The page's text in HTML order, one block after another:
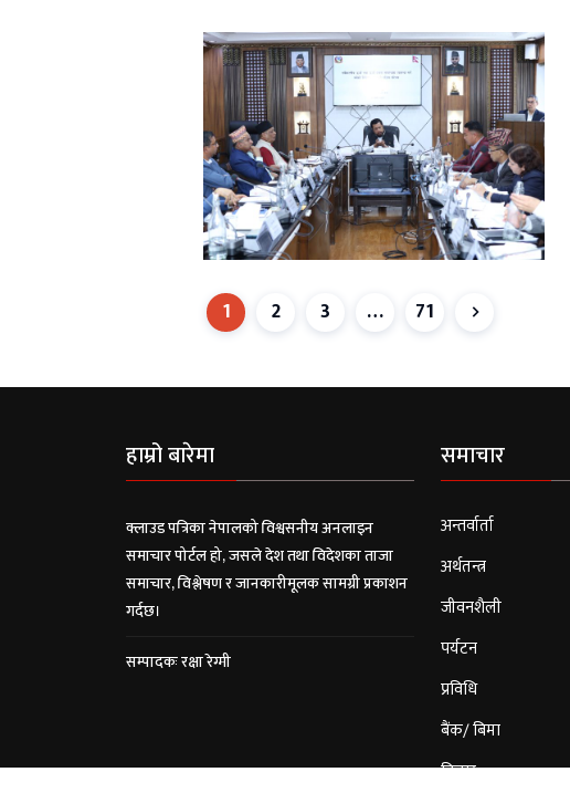
1 2 3 … 71
हाम्रो बारेमा
क्लाउड पत्रिका नेपालको विश्वसनीय अनलाइन
समाचार पोर्टल हो, जसले देश तथा विदेशका ताजा
समाचार, विश्लेषण र जानकारीमूलक सामग्री प्रकाशन
गर्दछ।
सम्पादकः रक्षा रेग्मी
समाचार
अन्तर्वार्ता
अर्थतन्त्र
जीवनशैली
पर्यटन
प्रविधि
बैंक/ बिमा
विचार